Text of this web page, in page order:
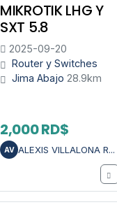
MIKROTIK LHG Y
SXT 5.8
2025-09-20
Router y Switches
Jima Abajo 28.9km
2,000 RD$
AV ALEXIS VILLALONA R...